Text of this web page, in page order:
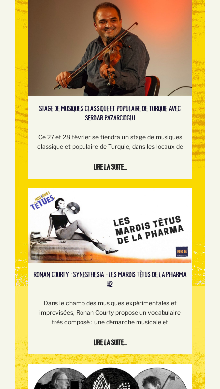
STAGE DE MUSIQUES CLASSIQUE ET POPULAIRE DE TURQUIE AVEC
SERDAR PAZARCIOGLU
Ce 27 et 28 février se tiendra un stage de musiques
classique et populaire de Turquie, dans les locaux de
Lire la suite...
RONAN COURTY : SYNESTHESIA - LES MARDIS TÊTUS DE LA PHARMA
#2
Dans le champ des musiques expérimentales et
improvisées, Ronan Courty propose un vocabulaire
très composé : une démarche musicale et
Lire la suite...